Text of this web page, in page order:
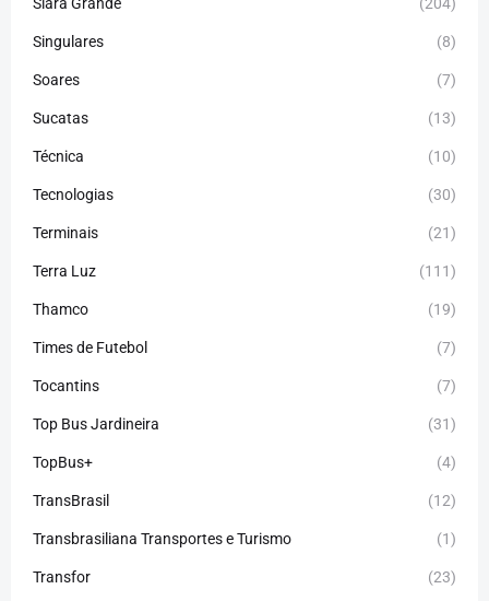
Siará Grande (204)
Singulares (8)
Soares (7)
Sucatas (13)
Técnica (10)
Tecnologias (30)
Terminais (21)
Terra Luz (111)
Thamco (19)
Times de Futebol (7)
Tocantins (7)
Top Bus Jardineira (31)
TopBus+ (4)
TransBrasil (12)
Transbrasiliana Transportes e Turismo (1)
Transfor (23)